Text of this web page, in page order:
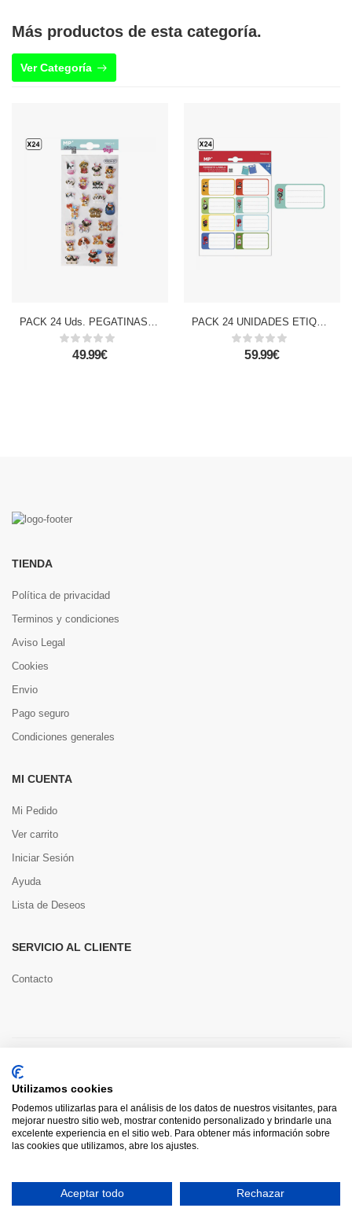
Más productos de esta categoría.
Ver Categoría
PACK 24 Uds. PEGATINAS STICKERS RELIEVE DISEÑO PERRITOS
49.99€
PACK 24 UNIDADES ETIQUETAS ADHESIVAS PERSONALIZABLES DECORADAS DISEÑO MONSTERS
59.99€
TIENDA
Política de privacidad
Terminos y condiciones
Aviso Legal
Cookies
Envio
Pago seguro
Condiciones generales
MI CUENTA
Mi Pedido
Ver carrito
Iniciar Sesión
Ayuda
Lista de Deseos
SERVICIO AL CLIENTE
Contacto
0
Utilizamos cookies
Podemos utilizarlas para el análisis de los datos de nuestros visitantes, para
mejorar nuestro sitio web, mostrar contenido personalizado y brindarle una
excelente experiencia en el sitio web. Para obtener más información sobre
las cookies que utilizamos, abre los ajustes.
Aceptar todo Rechazar